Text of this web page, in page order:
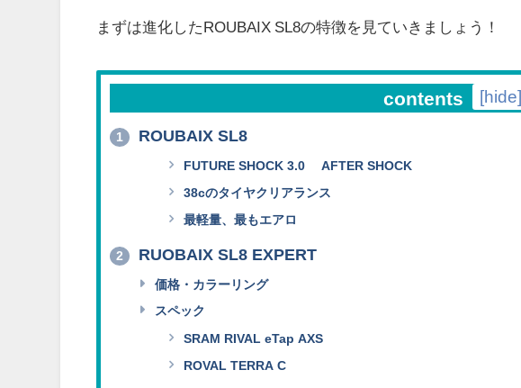
まずは進化したROUBAIX SL8の特徴を見ていきましょう！
contents [hide]
1 ROUBAIX SL8
FUTURE SHOCK 3.0 AFTER SHOCK
38cのタイヤクリアランス
最軽量、最もエアロ
2 RUOBAIX SL8 EXPERT
価格・カラーリング
スペック
SRAM RIVAL eTap AXS
ROVAL TERRA C